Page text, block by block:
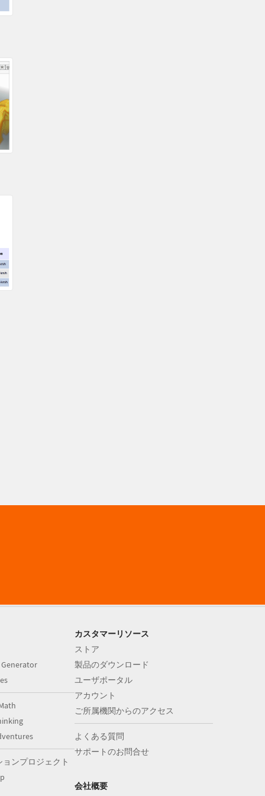
ンプロジェクト
カスタマーリソース
ストア
製品のダウンロード
ユーザポータル
アカウント
ご所属機関からのアクセス
よくある質問
サポートのお問合せ
会社概要